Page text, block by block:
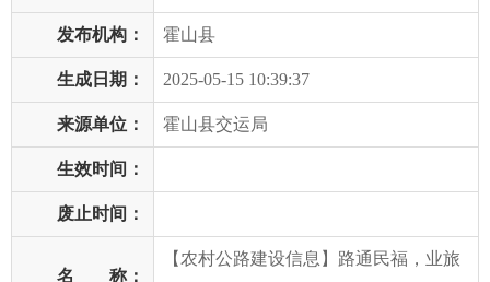
发布机构： 霍山县
生成日期： 2025-05-15 10:39:37
来源单位： 霍山县交运局
生效时间：
废止时间：
名 称：
【农村公路建设信息】路通民福，业旅